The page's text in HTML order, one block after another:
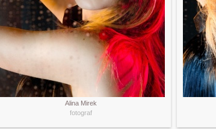
Alina Mirek
fotograf